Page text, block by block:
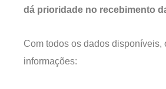
dá prioridade no recebimento
Com todos os dados
informações: